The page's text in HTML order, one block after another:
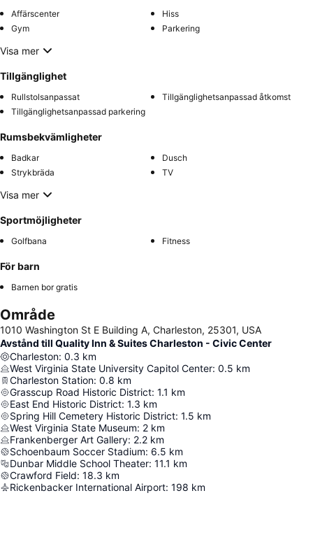
Affärscenter
Hiss
Gym
Parkering
Visa mer
Tillgänglighet
Rullstolsanpassat
Tillgänglighetsanpassad åtkomst
Tillgänglighetsanpassad parkering
Rumsbekvämligheter
Badkar
Dusch
Strykbräda
TV
Visa mer
Sportmöjligheter
Golfbana Fitness
För barn
Barnen bor gratis
Område
1010 Washington St E Building A, Charleston, 25301, USA
Avstånd till Quality Inn & Suites Charleston - Civic Center
Charleston: 0.3 km
West Virginia State University Capitol Center: 0.5 km
Charleston Station: 0.8 km
Grasscup Road Historic District: 1.1 km
East End Historic District: 1.3 km
Spring Hill Cemetery Historic District: 1.5 km
West Virginia State Museum: 2 km
Frankenberger Art Gallery: 2.2 km
Schoenbaum Soccer Stadium: 6.5 km
Dunbar Middle School Theater: 11.1 km
Crawford Field: 18.3 km
Rickenbacker International Airport: 198 km